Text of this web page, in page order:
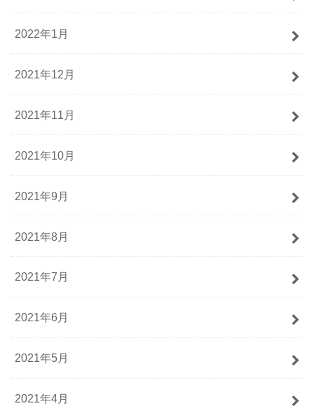
2022年1月
2021年12月
2021年11月
2021年10月
2021年9月
2021年8月
2021年7月
2021年6月
2021年5月
2021年4月